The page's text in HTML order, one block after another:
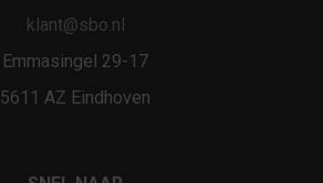
klant@sbo.nl
Emmasingel 29-17
5611 AZ Eindhoven